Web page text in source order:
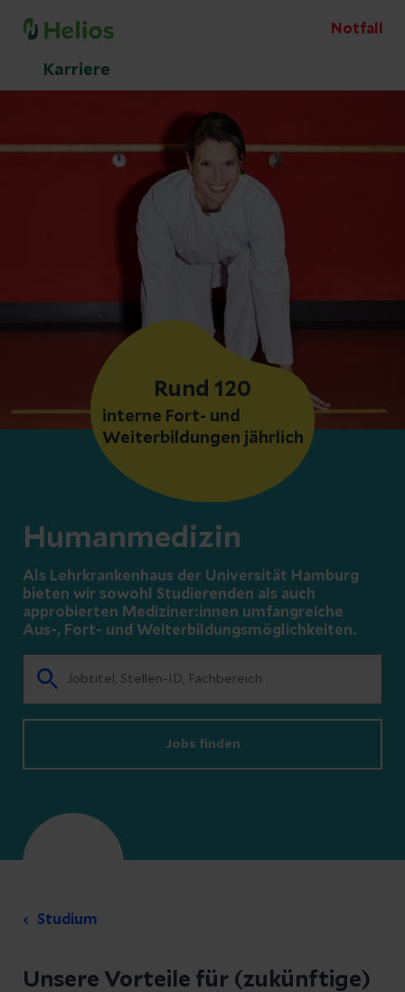
Notfall
Karriere
Humanmedizin
Als Lehrkrankenhaus der Universität Hamburg
bieten wir sowohl Studierenden als auch
approbierten Mediziner:innen umfangreiche
Aus-, Fort- und Weiterbildungsmöglichkeiten.
Jobs finden
Rund 120
interne Fort- und
Weiterbildungen jährlich
Studium
Unsere Vorteile für (zukünftige)